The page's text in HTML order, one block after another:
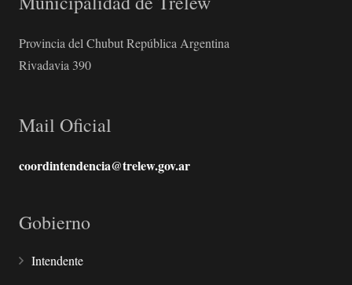
Provincia del Chubut República Argentina
Rivadavia 390
Mail Oficial
coordintendencia@trelew.gov.ar
Gobierno
Intendente